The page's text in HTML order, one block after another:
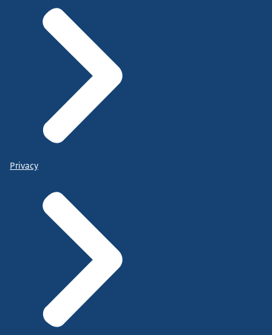
Privacy